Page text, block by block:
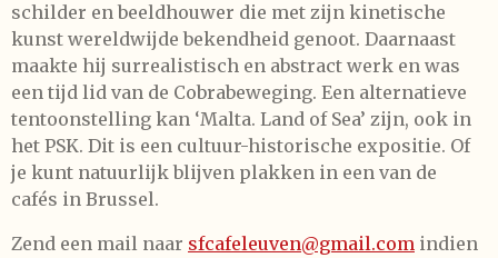
schilder en beeldhouwer die met zijn kinetische
kunst wereldwijde bekendheid genoot. Daarnaast
maakte hij surrealistisch en abstract werk en was
een tijd lid van de Cobrabeweging. Een alternatieve
tentoonstelling kan ‘Malta. Land of Sea’ zijn, ook in
het PSK. Dit is een cultuur-historische expositie. Of
je kunt natuurlijk blijven plakken in een van de
cafés in Brussel.
Zend een mail naar sfcafeleuven@gmail.com indien